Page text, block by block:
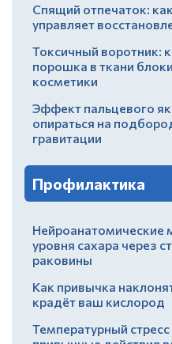
Спящий отпечаток:
управляет
Токсичный воротник:
порошка в ткани
косметики
Эффект пальцевого
опираться на
гравитации
Профилактика
Нейроанатомические
уровня сахара через
раковины
Как привычка
крадёт ваш кислород
Температурный